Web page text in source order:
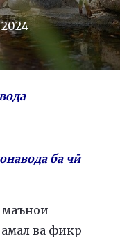
ба чӣ
маънои
ва фикр